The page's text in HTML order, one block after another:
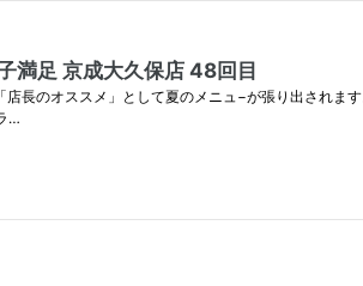
満足 京成大久保店 48回目
のオススメ」として夏のメニュ−が張り出されま
…